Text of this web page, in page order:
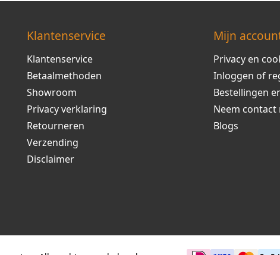
Klantenservice
Klantenservice
Betaalmethoden
Showroom
Privacy verklaring
Retourneren
Verzending
Disclaimer
Mijn
Privacy en
Inloggen of
Bestellingen
Neem contact
Blogs